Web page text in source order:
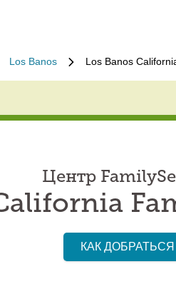
Los Banos Los Banos
Центр
КАК ДОБРАТЬСЯ